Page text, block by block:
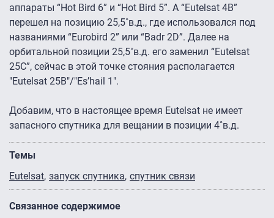
аппараты “Hot Bird 6” и “Hot Bird 5”. А “Eutelsat 4B”
перешел на позицию 25,5˚в.д., где использовался под
названиями “Eurobird 2” или “Badr 2D”. Далее на
орбитальной позиции 25,5˚в.д. его заменил “Eutelsat
25C”, сейчас в этой точке стояния располагается
"Eutelsat 25B"/"Es’hail 1″.
Добавим, что в настоящее время Eutelsat не имеет
запасного спутника для вещании в позиции 4˚в.д.
Темы
Eutelsat запуск спутника спутник связи
Связанное содержимое